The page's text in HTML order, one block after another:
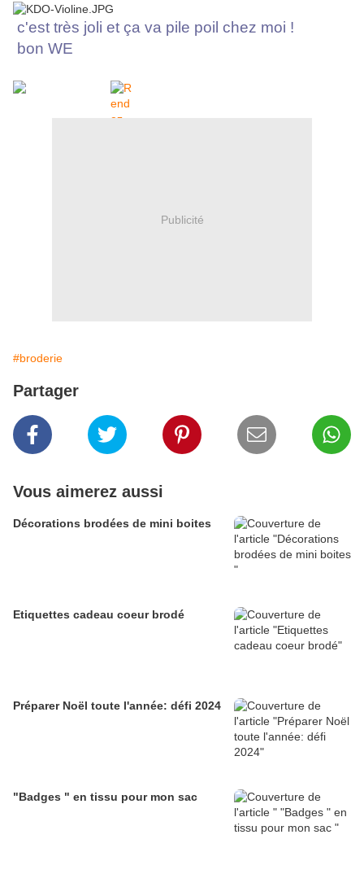
c'est très joli et ça va pile poil chez moi !
bon WE
Publicité
#broderie
Partager
Vous aimerez aussi
Décorations brodées de mini boites
Etiquettes cadeau coeur brodé
Préparer Noël toute l'année: défi 2024
"Badges " en tissu pour mon sac